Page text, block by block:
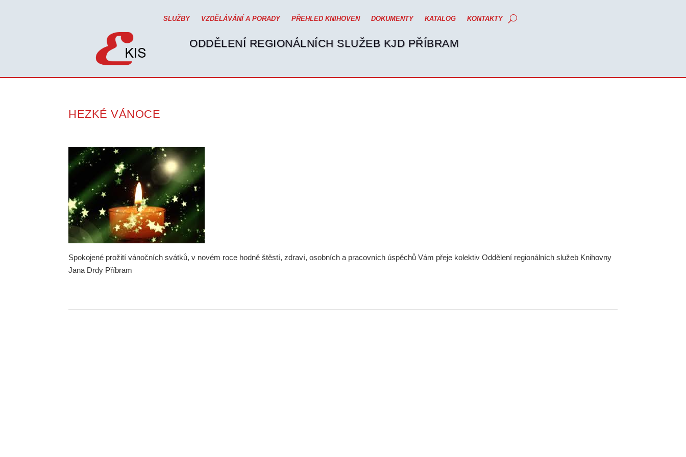
SLUŽBY VZDĚLÁVÁNÍ A PORADY PŘEHLED KNIHOVEN DOKUMENTY KATALOG KONTAKTY
ODDĚLENÍ REGIONÁLNÍCH SLUŽEB KJD PŘÍBRAM
HEZKÉ VÁNOCE
Spokojené prožití vánočních svátků, v novém roce hodně štěstí, zdraví, osobních a pracovních úspěchů Vám přeje kolektiv Oddělení regionálních služeb Knihovny
Jana Drdy Příbram